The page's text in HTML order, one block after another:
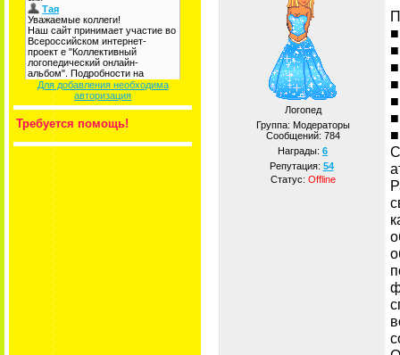
Для добавления необходима
авторизация
Требуется помощь!
Логопед
Группа: Модераторы
Сообщений: 784
Награды: 6
Репутация: 54
Статус: Offline